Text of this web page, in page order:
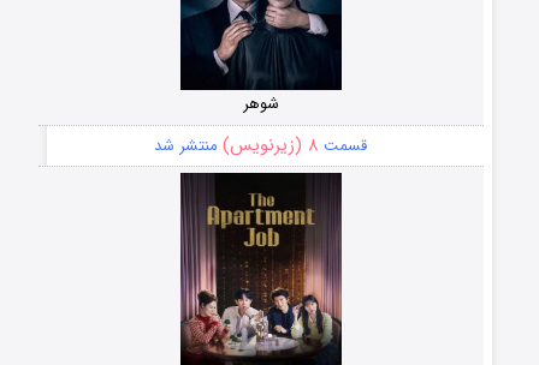
شوهر
قسمت ۸ (زیرنویس) منتشر شد